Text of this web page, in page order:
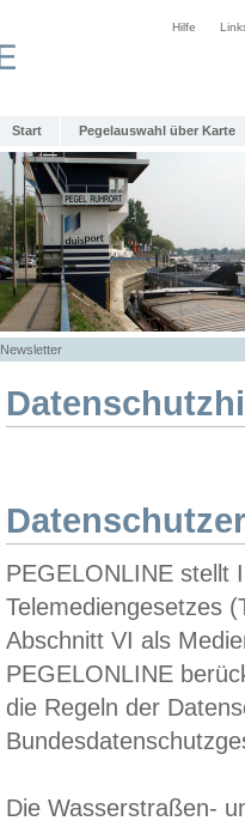
Hilfe
Start Pegelauswahl über Karte
Newsletter
PEGELONLINE stellt
Telemediengesetzes
Abschnitt VI als
PEGELONLINE
die Regeln der
Die Wasserstraßen-